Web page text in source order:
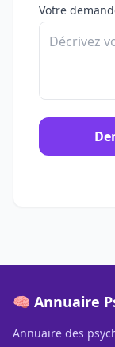
Votre
🧠 Annuaire
Annuaire des